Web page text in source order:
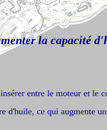
la capacité
entre le moteur et le
d'huile, ce qui augmente